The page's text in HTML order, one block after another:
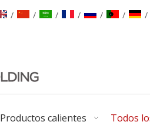
/ / / / / / /
Productos calientes Todos